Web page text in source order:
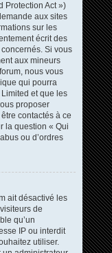
Protection Act »)
aux sites
sur les
écrit des
Si vous
aux mineurs
nous vous
qui pourra
et que les
proposer
contactés à ce
la question « Qui
ou d’ordres
ait désactivé les
de
qu’un
IP ou interdit
utiliser.